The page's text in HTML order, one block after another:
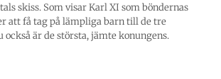
skiss. Som visar Karl XI som böndernas
att få tag på lämpliga barn till de tre
är de största, jämte konungens.